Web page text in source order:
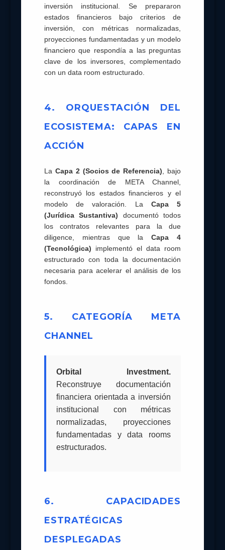
inversión institucional. Se prepararon
estados financieros bajo criterios de
inversión, con métricas normalizadas,
proyecciones fundamentadas y un modelo
financiero que respondía a las preguntas
clave de los inversores, complementado
con un data room estructurado.
4. ORQUESTACIÓN DEL
ECOSISTEMA: CAPAS EN
ACCIÓN
La Capa 2 (Socios de Referencia), bajo
la coordinación de META Channel,
reconstruyó los estados financieros y el
modelo de valoración. La Capa 5
(Jurídica Sustantiva) documentó todos
los contratos relevantes para la due
diligence, mientras que laCapa 4
(Tecnológica) implementó el data room
estructurado con toda la documentación
necesaria para acelerar el análisis de los
fondos.
5. CATEGORÍA META
CHANNEL
Orbital Investment.
Reconstruye documentación
financiera orientada a inversión
institucional con métricas
normalizadas, proyecciones
fundamentadas y data rooms
estructurados.
6. CAPACIDADES
ESTRATÉGICAS
DESPLEGADAS